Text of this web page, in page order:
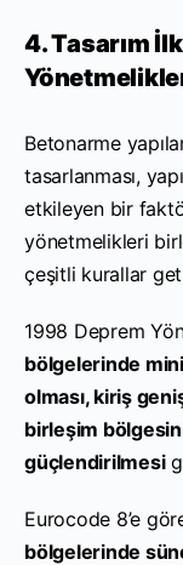
4. Tasarım
Betonarme
tasarlanması,
etkileyen bir
yönetmelikleri
çeşitli kurallar
1998 Deprem
bölgelerinde
olması, kiriş
birleşim
güçlendirilmesi
Eurocode 8’e
bölgelerinde